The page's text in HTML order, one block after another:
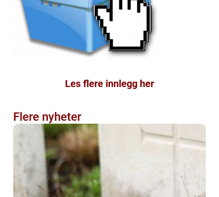
Les flere innlegg her
Flere nyheter